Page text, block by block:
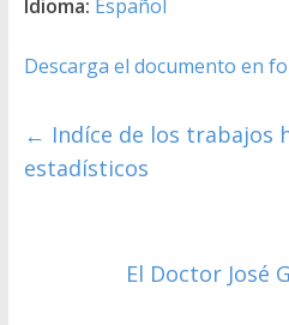
Idioma: Español
Descarga el documento en
← Indíce de los trabajos
estadísticos
El Doctor José